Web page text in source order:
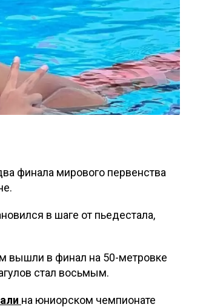
финала мирового первенства
в шаге от пьедестала,
вышли в финал на 50-метровке
стал восьмым.
на юниорском чемпионате